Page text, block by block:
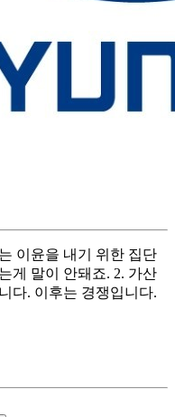
이윤을 내기 위한 집단
게 말이 안돼죠. 2. 가산
다. 이후는 경쟁입니다.